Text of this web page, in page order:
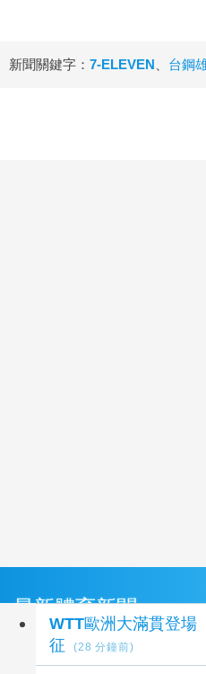
新聞關鍵字： 7-ELEVEN 台鋼
最新體育新聞
WTT歐洲大滿貫登
征
(28 分鐘前)